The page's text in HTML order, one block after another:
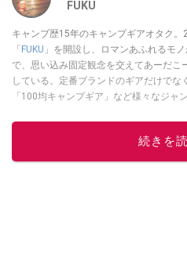
FUKU
キャンプ歴15年のキャンプギアオタク
「FUKU 」を開設し、ロマンあふれるモ
で、思い込み固定観念を交えてあーだこ
している。定番ブランドのギアだけでな
「100均キャンプギア」など様々なジャ
この
続きを